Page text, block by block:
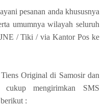
pesanan anda khususnya
umumnya wilayah seluruh
/ Tiki / via Kantor Pos ke
Original di Samosir dan
cukup mengirimkan SMS
: